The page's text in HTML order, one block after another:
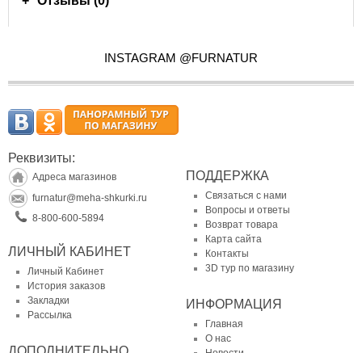
INSTAGRAM @FURNATUR
Реквизиты:
Адреса магазинов
furnatur@meha-shkurki.ru
8-800-600-5894
ЛИЧНЫЙ КАБИНЕТ
Личный Кабинет
История заказов
Закладки
Рассылка
ПОДДЕРЖКА
Связаться с нами
Вопросы и ответы
Возврат товара
Карта сайта
Контакты
3D тур по магазину
ИНФОРМАЦИЯ
Главная
О нас